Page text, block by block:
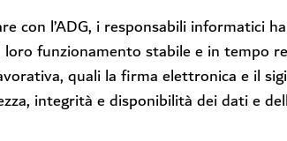
con l’ADG, i responsabili informatici
funzionamento stabile e in tempo
quali la firma elettronica e il
integrità e disponibilità dei dati e